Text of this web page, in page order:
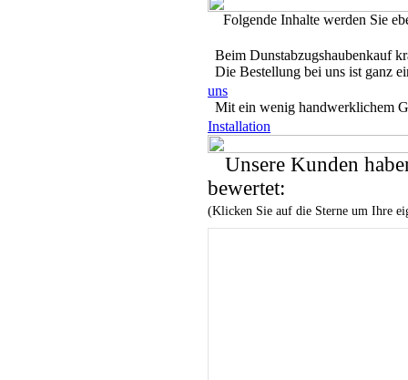
Folgende Inhalte werden Sie
Beim Dunstabzugshaubenkauf
Die Bestellung bei uns ist ganz
uns
Mit ein wenig handwerklichem
Installation
Unsere Kunden
bewertet:
(Klicken Sie auf die Sterne um Ihre